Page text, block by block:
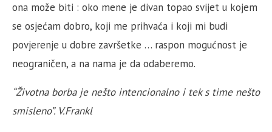
ona može biti : oko mene je divan topao svijet u kojem
se osjećam dobro, koji me prihvaća i koji mi budi
povjerenje u dobre završetke … raspon mogućnost je
neograničen, a na nama je da odaberemo.
“Životna borba je nešto intencionalno i tek s time nešto
smisleno”. V.Frankl